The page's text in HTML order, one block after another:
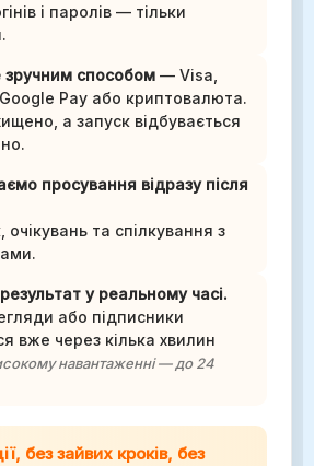
і паролів — тільки
зручним способом — Visa,
Pay або криптовалюта.
а запуск відбувається
просування відразу після
очікувань та спілкування з
у реальному часі.
або підписники
вже через кілька хвилин
навантаженні — до 24
без зайвих кроків, без